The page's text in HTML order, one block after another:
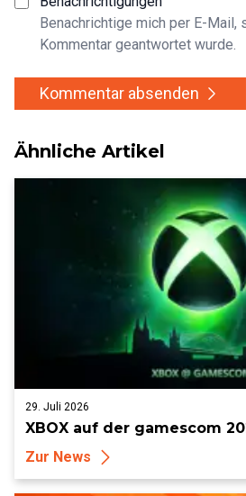
Benachrichtige mich per E-Mail,
Kommentar geantwortet wurde.
Kommentar absenden
Ähnliche Artikel
29. Juli 2026
XBOX auf der gamescom
Zur News